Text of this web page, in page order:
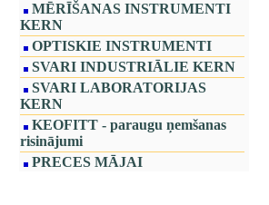
MĒRĪŠANAS INSTRUMENTI
KERN
OPTISKIE INSTRUMENTI
SVARI INDUSTRIĀLIE KERN
SVARI LABORATORIJAS
KERN
KEOFITT - paraugu ņemšanas
risinājumi
PRECES MĀJAI